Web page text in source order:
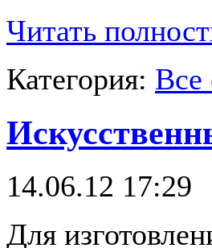
Читать
Категория: Все
14.06.12 17:29
Для